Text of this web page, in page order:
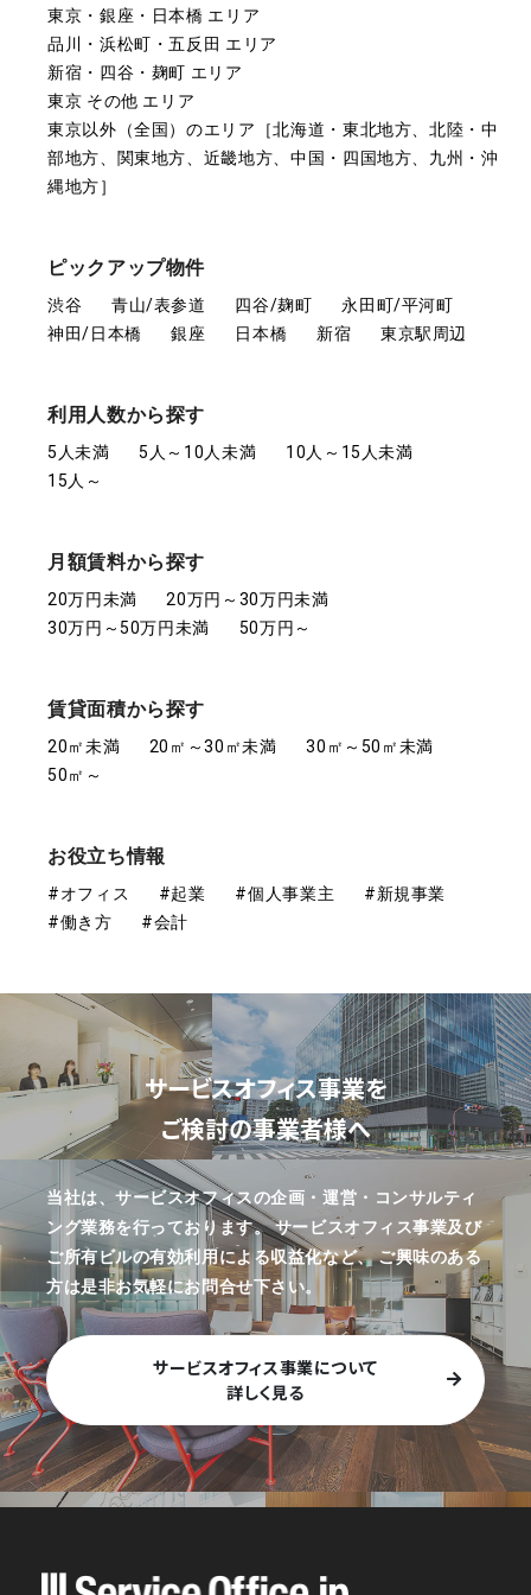
東京・銀座・日本橋 エリア
品川・浜松町・五反田 エリア
新宿・四谷・麹町 エリア
東京 その他 エリア
東京以外（全国）のエリア［北海道・東北地方、北陸・中
部地方、関東地方、近畿地方、中国・四国地方、九州・沖
縄地方］
ピックアップ物件
渋谷 青山/表参道 四谷/麹町
永田町/平河町
神田/日本橋
銀座 日本橋 新宿 東京駅周辺
利用人数から探す
5人未満 5人～10人未満
10人～15人未満
15人～
月額賃料から探す
20万円未満
20万円～30万円未満
30万円～50万円未満
50万円～
賃貸面積から探す
20㎡未満 20㎡～30㎡未満
30㎡～50㎡未満
50㎡～
お役立ち情報
#オフィス #起業 #個人事業主
#新規事業
#働き方
#会計
サービスオフィス事業を
ご検討の事業者様へ
当社は、サービスオフィスの企画・運営・コンサルティ
ング業務を行っております。サービスオフィス事業及び
ご所有ビルの有効利用による収益化など、ご興味のある
方は是非お気軽にお問合せ下さい。
サービスオフィス事業について
詳しく見る